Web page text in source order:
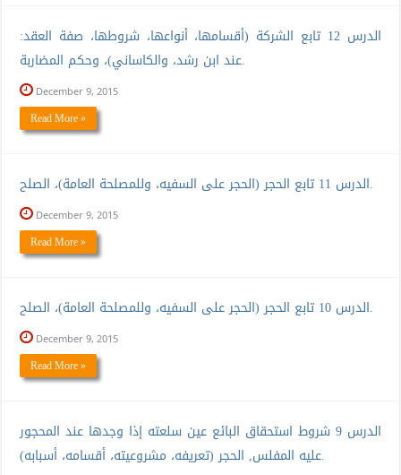
الدرس 12 تابع الشركة (أقسامها، أنواعها، شروطها، صفة العقد:
عند ابن رشد، والكاساني)، وحكم المضاربة.
December 9, 2015
Read More »
الدرس 11 تابع الحجر (الحجر على السفيه، وللمصلحة العامة)، الصلح.
December 9, 2015
Read More »
الدرس 10 تابع الحجر (الحجر على السفيه، وللمصلحة العامة)، الصلح.
December 9, 2015
Read More »
الدرس 9 شروط استحقاق البائع عين سلعته إذا وجدها عند المحجور
عليه المفلس, الحجر (تعريفه، مشروعيته، أقسامه، أسبابه).